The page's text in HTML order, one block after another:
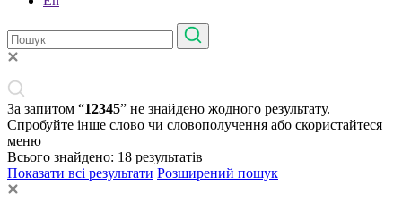
За запитом “12345” не знайдено жодного результату.
Спробуйте інше слово чи словополучення або скористайтеся
меню
Всього знайдено: 18 результатів
Показати всі результати Розширений пошук